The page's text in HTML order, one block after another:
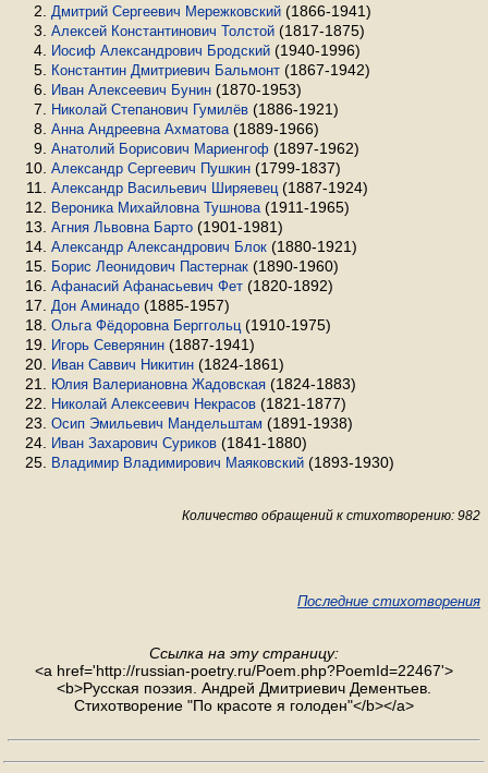
Дмитрий Сергеевич Мережковский (1866-1941)
Алексей Константинович Толстой (1817-1875)
Иосиф Александрович Бродский (1940-1996)
Константин Дмитриевич Бальмонт (1867-1942)
Иван Алексеевич Бунин (1870-1953)
Николай Степанович Гумилёв (1886-1921)
Анна Андреевна Ахматова (1889-1966)
Анатолий Борисович Мариенгоф (1897-1962)
Александр Сергеевич Пушкин (1799-1837)
Александр Васильевич Ширяевец (1887-1924)
Вероника Михайловна Тушнова (1911-1965)
Агния Львовна Барто (1901-1981)
Александр Александрович Блок (1880-1921)
Борис Леонидович Пастернак (1890-1960)
Афанасий Афанасьевич Фет (1820-1892)
Дон Аминадо (1885-1957)
Ольга Фёдоровна Берггольц (1910-1975)
Игорь Северянин (1887-1941)
Иван Саввич Никитин (1824-1861)
Юлия Валериановна Жадовская (1824-1883)
Николай Алексеевич Некрасов (1821-1877)
Осип Эмильевич Мандельштам (1891-1938)
Иван Захарович Суриков (1841-1880)
Владимир Владимирович Маяковский (1893-1930)
Количество обращений к стихотворению: 982
Последние стихотворения
Ссылка на эту страницу:
<a href='http://russian-poetry.ru/Poem.php?PoemId=22467'>
<b>Русская поэзия. Андрей Дмитриевич Дементьев.
Стихотворение "По красоте я голоден"</b></a>